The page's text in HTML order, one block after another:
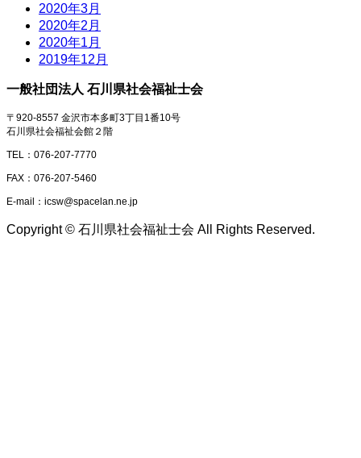
2020年3月
2020年2月
2020年1月
2019年12月
一般社団法人 石川県社会福祉士会
〒920-8557 金沢市本多町3丁目1番10号
石川県社会福祉会館２階
TEL：076-207-7770
FAX：076-207-5460
E-mail：icsw@spacelan.ne.jp
Copyright © 石川県社会福祉士会 All Rights Reserved.